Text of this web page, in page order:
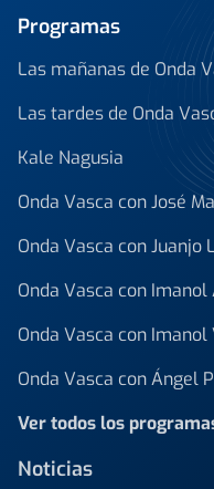
Programas
Las mañanas de Onda
Las tardes de Onda
Kale Nagusia
Onda Vasca con José
Onda Vasca con
Onda Vasca con
Onda Vasca con
Onda Vasca con Ángel
Ver todos los
Noticias